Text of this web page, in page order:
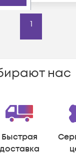
1
нас
Быстрая
доставка